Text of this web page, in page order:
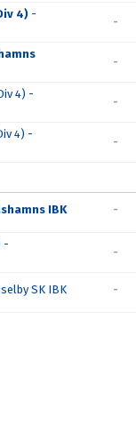
4) -
-
-
4) -
-
4) -
-
IBK -
-
-
SK IBK -